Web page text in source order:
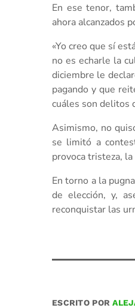
En ese tenor,
ahora alcanzados
«Yo creo que sí
no es echarle la
diciembre le
pagando y que
cuáles son delitos
Asimismo, no
se limitó a
provoca tristeza,
En torno a la
de elección, y,
reconquistar las
ESCRITO POR